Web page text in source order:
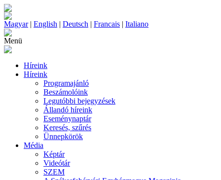
Magyar| English | Deutsch | Francais | Italiano
Menü
Híreink
Híreink
Programajánló
Beszámolóink
Legutóbbi bejegyzések
Állandó híreink
Eseménynaptár
Keresés, szűrés
Ünnepkörök
Média
Képtár
Videótár
SZEM